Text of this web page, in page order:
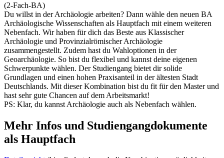
(2-Fach-BA)
Du willst in der Archäologie arbeiten? Dann wähle den neuen BA
Archäologische Wissenschaften als Hauptfach mit einem weiteren
Nebenfach. Wir haben für dich das Beste aus Klassischer
Archäologie und Provinzialrömischer Archäologie
zusammengestellt. Zudem hast du Wahloptionen in der
Geoarchäologie. So bist du flexibel und kannst deine eigenen
Schwerpunkte wählen. Der Studiengang bietet dir solide
Grundlagen und einen hohen Praxisanteil in der ältesten Stadt
Deutschlands. Mit dieser Kombination bist du fit für den Master und
hast sehr gute Chancen auf dem Arbeitsmarkt!
PS: Klar, du kannst Archäologie auch als Nebenfach wählen.
Mehr Infos und Studiengangdokumente
als Hauptfach